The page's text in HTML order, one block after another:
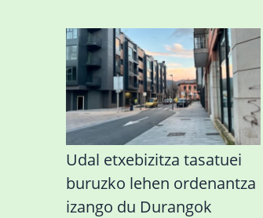
Udal etxebizitza tasatuei
buruzko lehen ordenantza
izango du Durangok